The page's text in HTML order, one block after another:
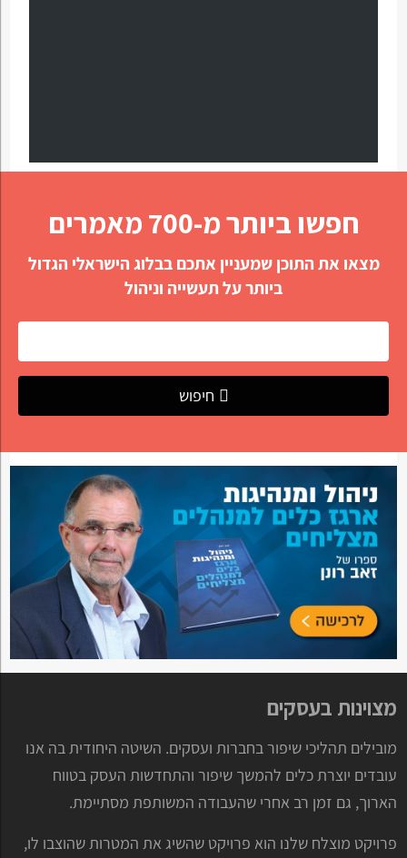
חפשו ביותר מ-700 מאמרים
מצאו את התוכן שמעניין אתכם בבלוג הישראלי הגדול
ביותר על תעשייה וניהול
חיפוש
מצוינות בעסקים
מובילים תהליכי שיפור בחברות ועסקים. השיטה היחודית בה אנו
עובדים יוצרת כלים להמשך שיפור והתחדשות העסק בטווח
הארוך, גם זמן רב אחרי שהעבודה המשותפת מסתיימת.
פרויקט מוצלח שלנו הוא פרויקט שהשיג את המטרות שהוצבו לו,